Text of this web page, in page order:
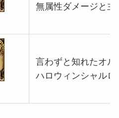
無属性ダメージと
言わずと知れたオル
ハロウィンシャル